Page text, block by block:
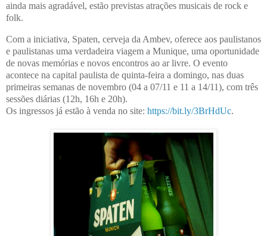
ainda mais agradável, estão previstas atrações musicais de rock e
folk.
Com a iniciativa, Spaten, cerveja da Ambev, oferece aos paulistanos
e paulistanas uma verdadeira viagem a Munique, uma oportunidade
de novas memórias e novos encontros ao ar livre. O evento
acontece na capital paulista de quinta-feira a domingo, nas duas
primeiras semanas de novembro (04 a 07/11 e 11 a 14/11), com três
sessões diárias (12h, 16h e 20h).
Os ingressos já estão à venda no site: https://bit.ly/3BrHdUc.